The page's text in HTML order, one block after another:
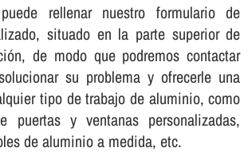
rellenar nuestro formulario de
situado en la parte superior de
de modo que podremos contactar
su problema y ofrecerle una
tipo de trabajo de aluminio, como
puertas y ventanas personalizadas,
de aluminio a medida, etc.